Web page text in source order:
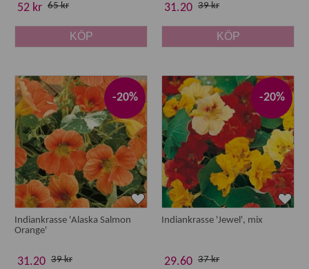
52 kr 65 kr
KÖP
31.20 39 kr
KÖP
-20%
Indiankrasse 'Alaska Salmon
Orange'
31.20 39 kr
-20%
Indiankrasse 'Jewel', mix
29.60 37 kr